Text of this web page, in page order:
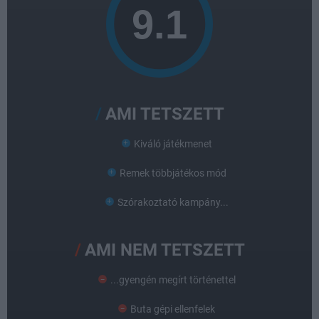
AMI TETSZETT
Kiváló játékmenet
Remek többjátékos mód
Szórakoztató kampány...
AMI NEM TETSZETT
...gyengén megírt történettel
Buta gépi ellenfelek